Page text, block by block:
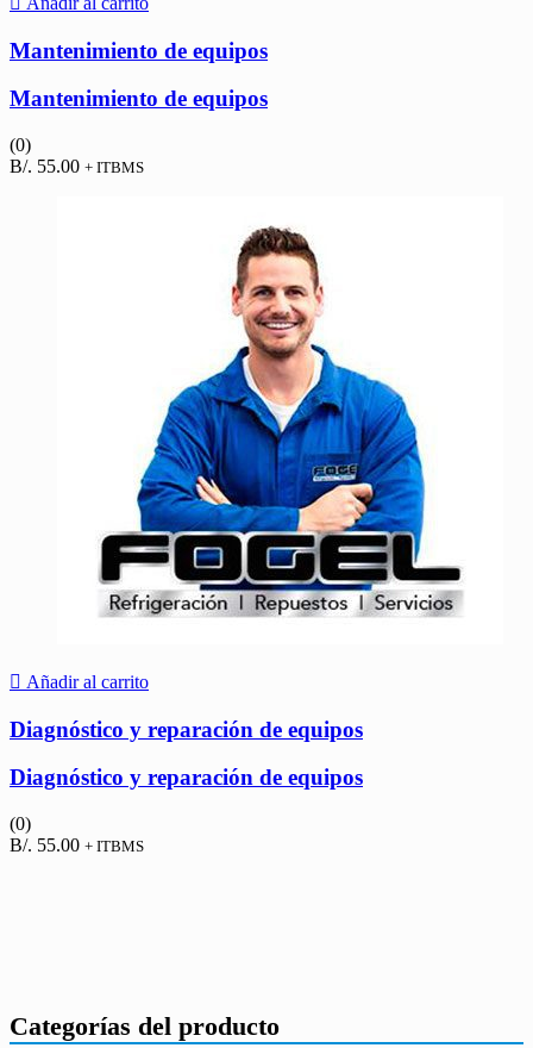
Mantenimiento de equipos
Mantenimiento de equipos
(0)
B/. 55.00 + ITBMS
Añadir al carrito
Diagnóstico y reparación de equipos
Diagnóstico y reparación de equipos
(0)
B/. 55.00 + ITBMS
Categorías del producto